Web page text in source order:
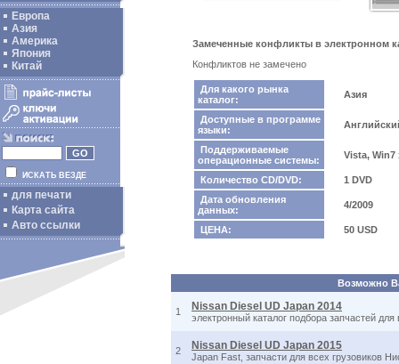
Европа
Азия
Америка
Япония
Китай
ИСКАТЬ ВЕЗДЕ
для печати
Карта сайта
Авто ссылки
Замеченные конфликты в электронном
Конфликтов не замечено
Для какого рынка
каталог:
Азия
Доступные в программе
языки:
Поддерживаемые
операционные системы:
Vista, Win7
Количество CD/DVD:
1 DVD
Дата обновления
данных:
4/2009
ЦЕНА: 50 USD
Возможно
1 Nissan Diesel UD Japan 2014
электронный каталог подбора запчастей
2 Nissan Diesel UD Japan 2015
Japan Fast, запчасти для всех грузовиков